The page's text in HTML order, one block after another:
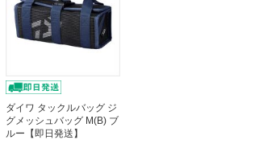
ダイワ タックルバッグ ジ
グメッシュバッグ M(B) ブ
ルー【即日発送】